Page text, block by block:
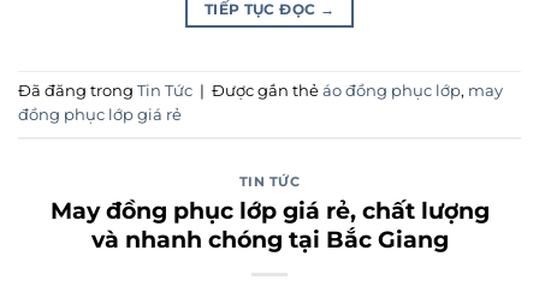
TIẾP TỤC ĐỌC →
Đã đăng trong Tin Tức | Được gắn thẻ áo đồng phục lớp, may
đồng phục lớp giá rẻ
TIN TỨC
May đồng phục lớp giá rẻ, chất lượng
và nhanh chóng tại Bắc Giang